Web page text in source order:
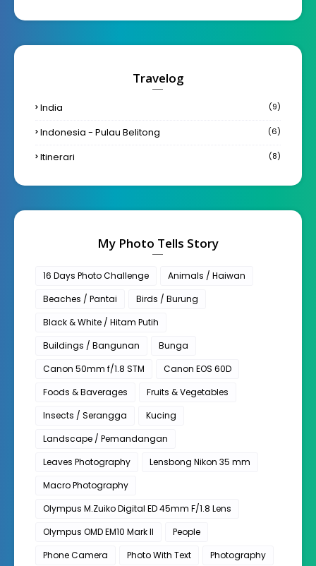
Travelog
India (9)
Indonesia - Pulau Belitong (6)
Itinerari (8)
My Photo Tells Story
16 Days Photo Challenge
Animals / Haiwan
Beaches / Pantai
Birds / Burung
Black & White / Hitam Putih
Buildings / Bangunan
Bunga
Canon 50mm f/1.8 STM
Canon EOS 60D
Foods & Baverages
Fruits & Vegetables
Insects / Serangga
Kucing
Landscape / Pemandangan
Leaves Photography
Lensbong Nikon 35 mm
Macro Photography
Olympus M.Zuiko Digital ED 45mm F/1.8 Lens
Olympus OMD EM10 Mark II
People
Phone Camera
Photo With Text
Photography